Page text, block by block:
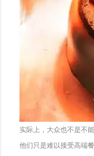
实际上，大众也不是不
他们只是难以接受高端